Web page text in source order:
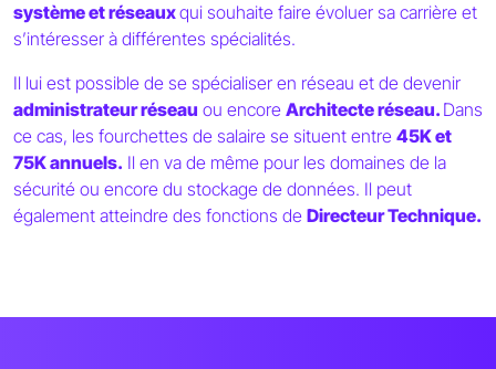
système et réseauxqui souhaite faire évoluer sa carrière et
s’intéresser à différentes spécialités.
Il lui est possible de se spécialiser en réseau et de devenir
administrateur réseau ou encore Architecte réseau. Dans
ce cas, les fourchettes de salaire se situent entre 45K et
75K annuels. Il en va de même pour les domaines de la
sécurité ou encore du stockage de données. Il peut
également atteindre des fonctions de Directeur Technique.